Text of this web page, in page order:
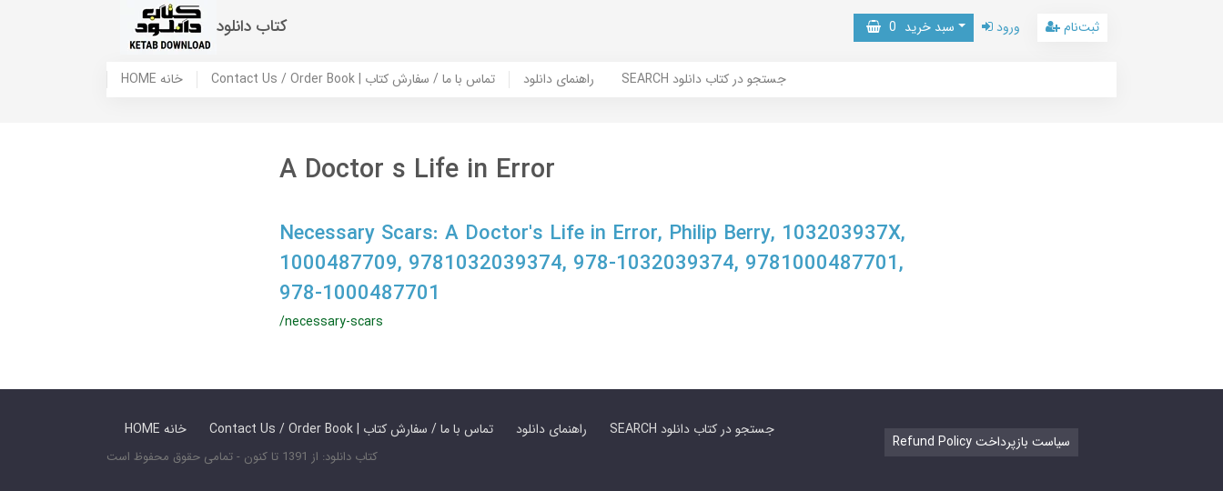
کتاب دانلود سبد خرید 0 ورود ثبت‌نام
HOME خانه Contact Us / Order Book | تماس با ما / سفارش کتاب راهنمای دانلود SEARCH جستجو در کتاب دانلود
A Doctor s Life in Error
Necessary Scars: A Doctor's Life in Error, Philip Berry, 103203937X,
1000487709, 9781032039374, 978-1032039374, 9781000487701,
978-1000487701
/necessary-scars
HOME خانه Contact Us / Order Book | تماس با ما / سفارش کتاب راهنمای دانلود SEARCH جستجو در کتاب دانلود
کتاب دانلود: از 1391 تا کنون - تمامی حقوق محفوظ است
Refund Policy سیاست بازپرداخت